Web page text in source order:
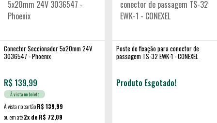
Conector Seccionador 5x20mm 24V
3036547 - Phoenix
R$ 139,99
À vista no boleto
À vista no cartãoR$ 139,99
ou em até2x de R$ 72,09
Poste de fixação para conector de
passagem TS-32 EWK-1 - CONEXEL
Produto Esgotado!